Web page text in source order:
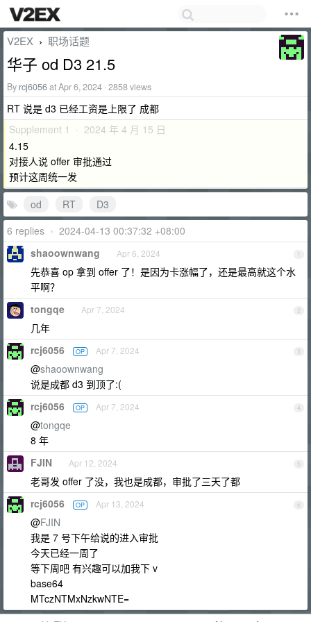
V2EX › 职场话题
华子 od D3 21.5
By rcj6056at Apr 6, 2024 · 2858 views
RT 说是 d3 已经工资是上限了 成都
Supplement 1 · 2024 年 4 月 15 日
4.15
对接人说 offer 审批通过
预计这周统一发
od
RT
D3
6 replies • 2024-04-13 00:37:32 +08:00
1
shaoownwang Apr 6, 2024
先恭喜 op 拿到 offer 了！是因为卡涨幅了，还是最高就这个水
平啊？
2
tongqe Apr 7, 2024
几年
3
rcj6056 OP Apr 7, 2024
@shaoownwang
说是成都 d3 到顶了:(
4
rcj6056 OP Apr 7, 2024
@tongqe
8 年
5
FJIN Apr 12, 2024
老哥发 offer 了没，我也是成都，审批了三天了都
6
rcj6056 OP Apr 13, 2024
@FJIN
我是 7 号下午给说的进入审批
今天已经一周了
等下周吧 有兴趣可以加我下 v
base64
MTczNTMxNzkwNTE=